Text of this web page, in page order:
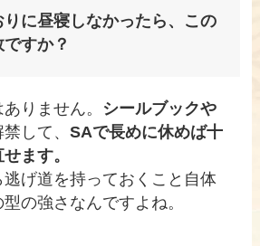
りに昼寝しなかったら、この
すか？
りません。 シールブックや
禁して、SAで長めに休めば十
ます。
逃げ道を持っておくこと自体
の強さなんですよね。